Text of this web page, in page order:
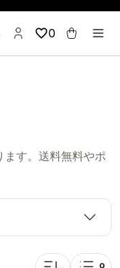
0
す。送料無料やポ